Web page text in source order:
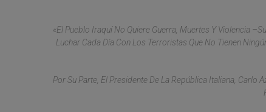
«El Pueblo Iraquí No Quiere Guerra, Muertes Y Violencia
Luchar Cada Día Con Los Terroristas Que No Tienen
Por Su Parte, El Presidente De La República Italiana,